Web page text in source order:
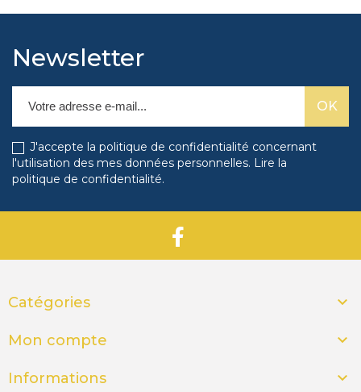
Newsletter
J'accepte la politique de confidentialité concernant
l'utilisation des mes données personnelles. Lire la
politique de confidentialité.
Catégories 
Mon compte 
Informations 